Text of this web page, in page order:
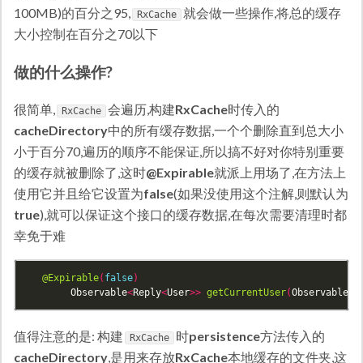
100MB)的百分之95,
RxCache
就会做一些操作,将总的缓存
大小控制在百分之70以下
做的什么操作?
很简单, RxCache 会遍历,构建RxCache时传入的
cacheDirectory中的所有缓存数据,一个个删除直到总大小
小于百分70,遍历的顺序不能保证,所以搞不好对你特别重要
的缓存就被删除了,这时@Expirable就派上用场了,在方法上
使用它并且给它设置为false(如果没使用这个注解,则默认为
true),就可以保证这个接口的缓存数据,在每次需要清理时都
幸免于难
@Expirable( false)
Observable<Reply<User>> getCurrentUser(Observable
值得注意的是: 构建 RxCache 时persistence方法传入的
cacheDirectory,是用来存放RxCache本地缓存的文件夹,这